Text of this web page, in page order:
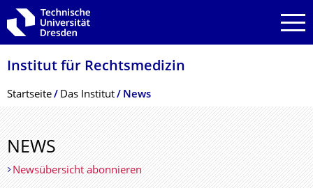
Zur Hauptnavigation springen
Zur Suche springen
Zum Inhalt springen
Institut für Rechtsmedizin
Breadcrumb-Menü
Startseite Das Institut News
NEWS
Newsübersicht abonnieren